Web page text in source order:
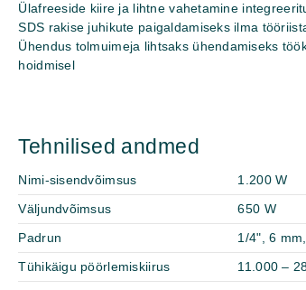
Ülafreeside kiire ja lihtne vahetamine
SDS rakise juhikute paigaldamiseks ilma
Ühendus tolmuimeja lihtsaks ühendamiseks
hoidmisel
Tehnilised andmed
Nimi-sisendvõimsus
1.200 W
Väljundvõimsus
650 W
Padrun
1/4", 6
Tühikäigu pöörlemiskiirus
11.000 –